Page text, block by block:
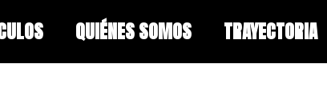
QUIÉNES SOMOS TRAYECTORIA